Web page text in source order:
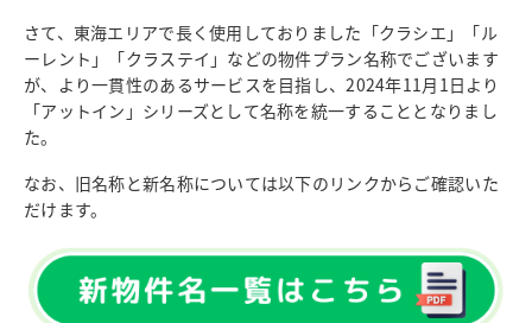
さて、東海エリアで長く使用しておりました「クラシエ」「ル
ーレント」「クラステイ」などの物件プラン名称でございます
が、より一貫性のあるサービスを目指し、2024年11月1日より
「アットイン」シリーズとして名称を統一することとなりまし
た。
なお、旧名称と新名称については以下のリンクからご確認いた
だけます。